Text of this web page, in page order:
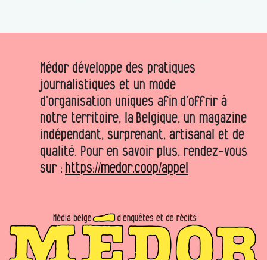
Médor développe des pratiques
journalistiques et un mode
d’organisation uniques afin d’offrir à
notre territoire, la Belgique, un magazine
indépendant, surprenant, artisanal et de
qualité. Pour en savoir plus, rendez-vous
sur : https://medor.coop/appel